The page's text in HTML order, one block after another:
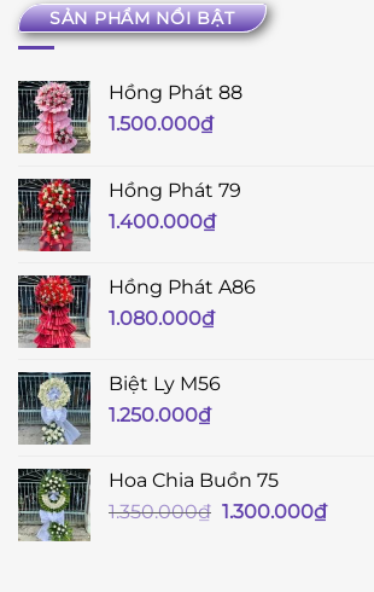
SẢN PHẨM NỔI BẬT
Hồng Phát 88
1.500.000₫
Hồng Phát 79
1.400.000₫
Hồng Phát A86
1.080.000₫
Biệt Ly M56
1.250.000₫
Hoa Chia Buồn 75
1.350.000₫ Giá
1.300.000₫Giá